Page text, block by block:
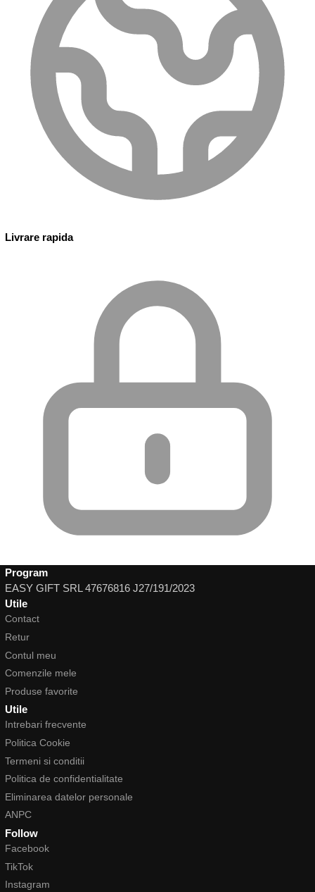
Livrare rapida
Program
EASY GIFT SRL 47676816 J27/191/2023
Utile
Contact
Retur
Contul meu
Comenzile mele
Produse favorite
Utile
Intrebari frecvente
Politica Cookie
Termeni si conditii
Politica de confidentialitate
Eliminarea datelor personale
ANPC
Follow
Facebook
TikTok
Instagram